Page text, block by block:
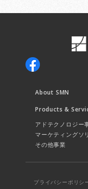
About SMN
Products &
アドテクノロジー
マーケティングソ
その他事業
プライバシーポリシ